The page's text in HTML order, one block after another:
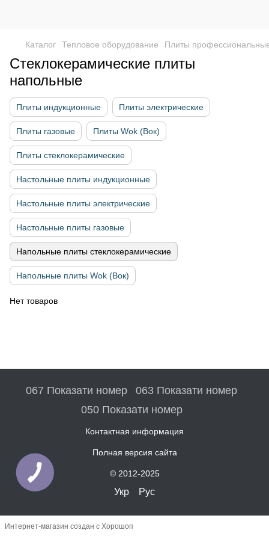
Каталог Тепловое оборудование Плиты
Стеклокерамические плиты
напольные
Плиты индукционные Плиты электрические
Плиты газовые Плиты Wok (Вок)
Плиты стеклокерамические
Настольные плиты индукционные
Настольные плиты электрические
Настольные плиты газовые
Напольные плиты стеклокерамические
Напольные плиты Wok (Вок)
Нет товаров
067 Показати номер
063 Показати номер
050 Показати номер
Контактная информация
Полная версия сайта
© 2012-2025
Укр Рус
Интернет-магазин создан с Хорошоп